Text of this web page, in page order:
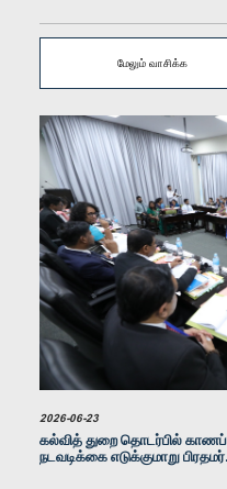
கௌரவ
மேலும் வாசிக்க
2026-06-23
கல்வித் துறை தொடர்பில்
நடவடிக்கை எடுக்குமாறு